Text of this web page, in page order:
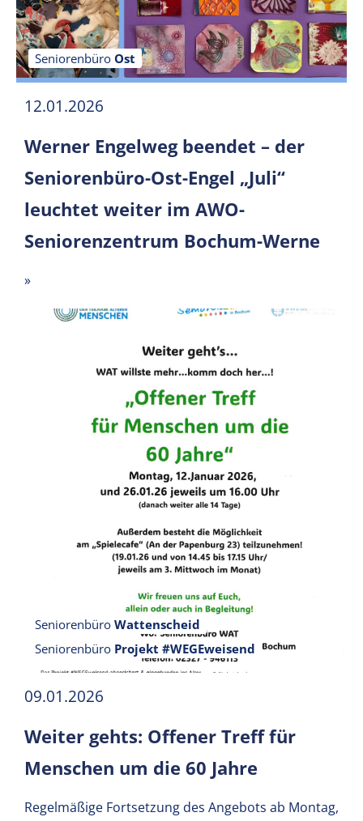
Seniorenbüro Ost
12.01.2026
Werner Engelweg beendet – der
Seniorenbüro-Ost-Engel „Juli“
leuchtet weiter im AWO-
Seniorenzentrum Bochum-Werne
»
Seniorenbüro Wattenscheid
Seniorenbüro Projekt #WEGEweisend
09.01.2026
Weiter gehts: Offener Treff für
Menschen um die 60 Jahre
Regelmäßige Fortsetzung des Angebots ab Montag,